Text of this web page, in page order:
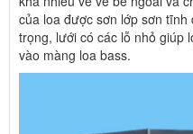
của loa được sơn lớp sơn
trọng, lưới có các lỗ nhỏ giúp
vào màng loa bass.